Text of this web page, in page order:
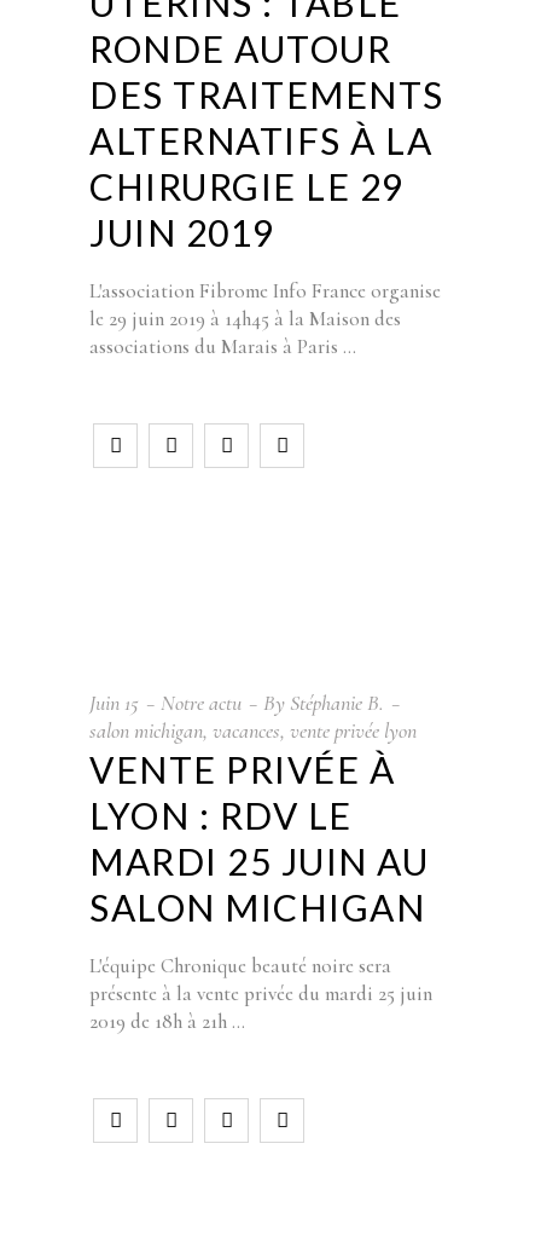
RONDE AUTOUR
DES TRAITEMENTS
ALTERNATIFS À LA
CHIRURGIE LE 29
JUIN 2019
L'association Fibrome Info France organise
le 29 juin 2019 à 14h45 à la Maison des
associations du Marais à Paris
Juin 15 Notre actu By Stéphanie B.
salon michigan, vacances, vente privée lyon
VENTE PRIVÉE À
LYON : RDV LE
MARDI 25 JUIN AU
SALON MICHIGAN
L'équipe Chronique beauté noire sera
présente à la vente privée du mardi 25 juin
2019 de 18h à 21h